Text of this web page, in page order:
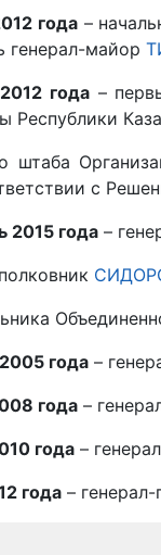
года–
генерал-майор
года–
штаба
с
2015 года –
года –
года –
года –
года –